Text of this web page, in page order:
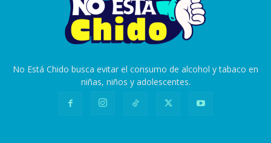
No Está Chido busca evitar el consumo de alcohol y tabaco en
niñas, niños y adolescentes.